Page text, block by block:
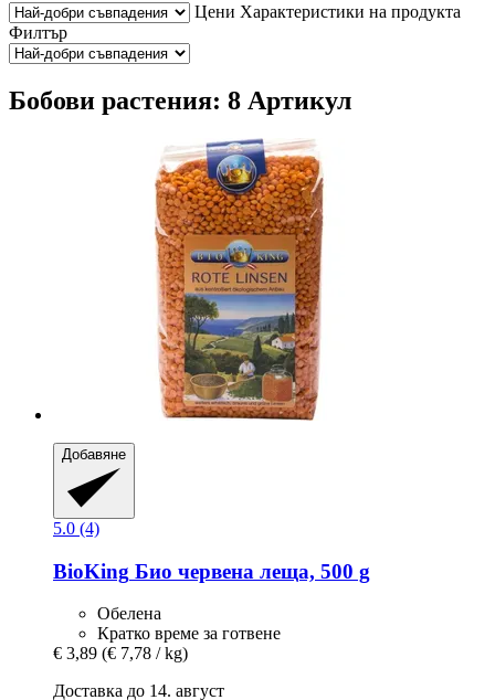
Цени Характеристики на продукта
Филтър
Бобови растения: 8 Артикул
Добавяне
5.0 (4)
BioKing Био червена леща, 500 g
Обелена
Кратко време за готвене
€ 3,89 (€ 7,78 / kg)
Доставка до 14. август